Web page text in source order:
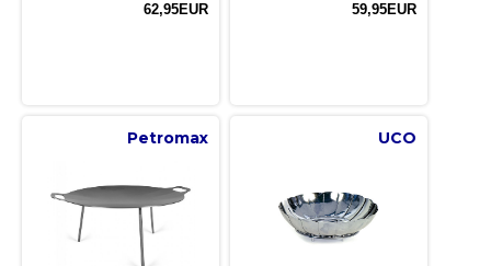
62,95EUR 59,95EUR
Petromax UCO